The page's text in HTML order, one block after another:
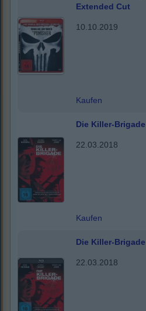
Extended Cut
10.10.2019
Kaufen
Die Killer-Brigade
22.03.2018
Kaufen
Die Killer-Brigade
22.03.2018